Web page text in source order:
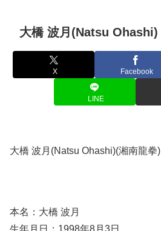
大橋 波月(Natsu Ohashi)
X Facebook
LINE
大橋 波月(Natsu Ohashi)(湘南龍拳)
本名：大橋 波月
生年月日：1998年8月3日